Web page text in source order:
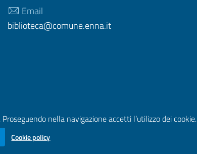
nella navigazione accetti l’utilizzo dei cookie.
Cookie policy
Email
biblioteca@comune.enna.it
accessibilità | Realizzato con